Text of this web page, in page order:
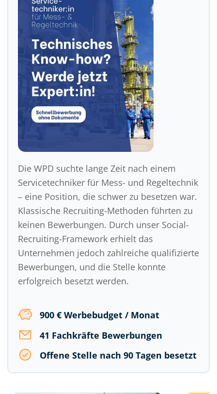
Die WPD suchte lange Zeit nach einem
Servicetechniker für Mess- und Regeltechnik
– eine Position, die schwer zu besetzen war.
Klassische Recruiting-Methoden führten zu
keinen Bewerbungen. Durch unser Social-
Recruiting-Framework erhielt das
Unternehmen jedoch zahlreiche qualifizierte
Bewerbungen, und die Stelle konnte
erfolgreich besetzt werden.
900 € Werbebudget / Monat
41 Fachkräfte Bewerbungen
Offene Stelle nach 90 Tagen besetzt